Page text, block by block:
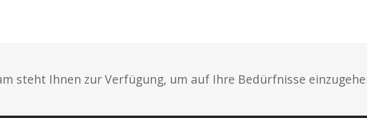
steht Ihnen zur Verfügung, um auf Ihre Bedürfnisse